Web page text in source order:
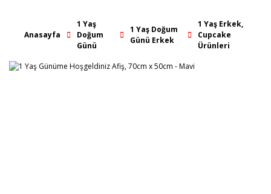
Anasayfa
1 Yaş
Doğum
Günü
1 Yaş Doğum
Günü Erkek
1 Yaş Erkek,
Cupcake
Ürünleri